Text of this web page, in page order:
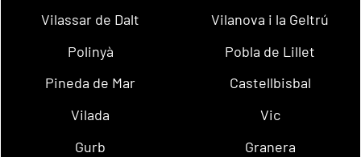
Vilassar de Dalt
Vilanova i la Geltrú
Polinyà
Pobla de Lillet
Pineda de Mar
Castellbisbal
Vilada
Vic
Gurb
Granera